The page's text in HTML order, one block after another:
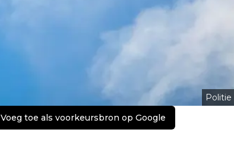
Politie
Voeg toe als voorkeursbron op Google